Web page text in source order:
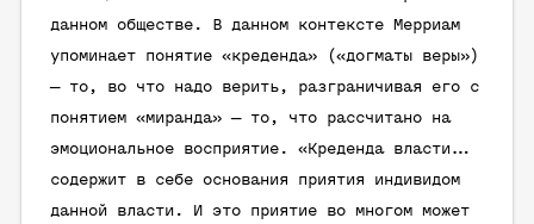
данном обществе. В данном контексте Мерриам
упоминает понятие «креденда» («догматы веры»)
— то, во что надо верить, разграничивая его с
понятием «миранда» — то, что рассчитано на
эмоциональное восприятие. «Креденда власти…
содержит в себе основания приятия индивидом
данной власти. И это приятие во многом может